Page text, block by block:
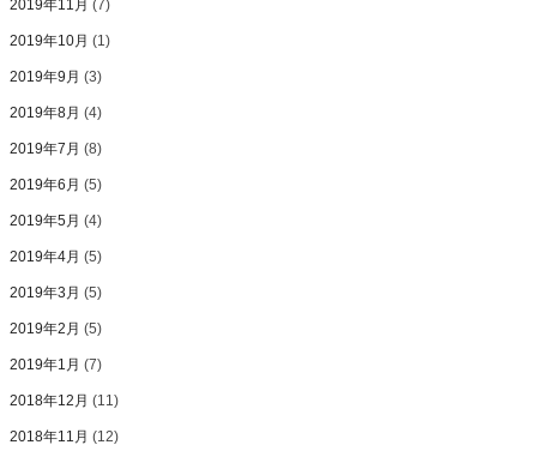
2019年11月 (7)
2019年10月 (1)
2019年9月 (3)
2019年8月 (4)
2019年7月 (8)
2019年6月 (5)
2019年5月 (4)
2019年4月 (5)
2019年3月 (5)
2019年2月 (5)
2019年1月 (7)
2018年12月 (11)
2018年11月 (12)